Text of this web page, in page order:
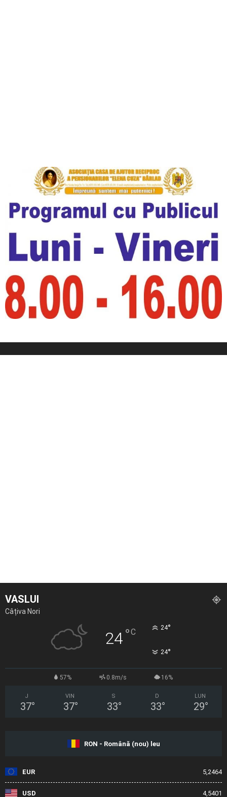
VASLUI
Câțiva Nori
24°C 24°
24°
57% 0.8m/s 16%
J
37°
VIN
37°
S
33°
D
33°
LUN
29°
RON - Română (nou) leu
EUR 5,2464
USD 4,5401